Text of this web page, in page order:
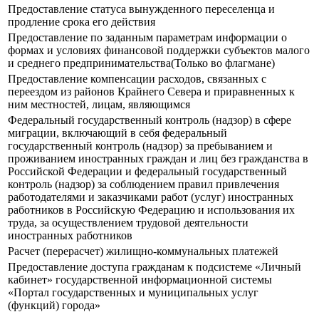
Предоставление статуса вынужденного переселенца и
продление срока его действия
Предоставление по заданным параметрам информации о
формах и условиях финансовой поддержки субъектов малого
и среднего предпринимательства(Только во флагмане)
Предоставление компенсации расходов, связанных с
переездом из районов Крайнего Севера и приравненных к
ним местностей, лицам, являющимся
Федеральный государственный контроль (надзор) в сфере
миграции, включающий в себя федеральный
государственный контроль (надзор) за пребыванием и
проживанием иностранных граждан и лиц без гражданства в
Российской Федерации и федеральный государственный
контроль (надзор) за соблюдением правил привлечения
работодателями и заказчиками работ (услуг) иностранных
работников в Российскую Федерацию и использования их
труда, за осуществлением трудовой деятельности
иностранных работников
Расчет (перерасчет) жилищно-коммунальных платежей
Предоставление доступа гражданам к подсистеме «Личный
кабинет» государственной информационной системы
«Портал государственных и муниципальных услуг
(функций) города»